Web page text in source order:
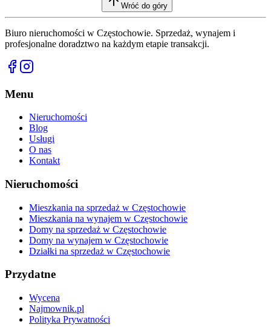
Wróć do góry
Biuro nieruchomości w Częstochowie. Sprzedaż, wynajem i
profesjonalne doradztwo na każdym etapie transakcji.
Menu
Nieruchomości
Blog
Usługi
O nas
Kontakt
Nieruchomości
Mieszkania na sprzedaż w Częstochowie
Mieszkania na wynajem w Częstochowie
Domy na sprzedaż w Częstochowie
Domy na wynajem w Częstochowie
Działki na sprzedaż w Częstochowie
Przydatne
Wycena
Najmownik.pl
Polityka Prywatności